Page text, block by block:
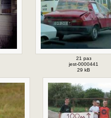
21 раз
jest-0000441
29 kB